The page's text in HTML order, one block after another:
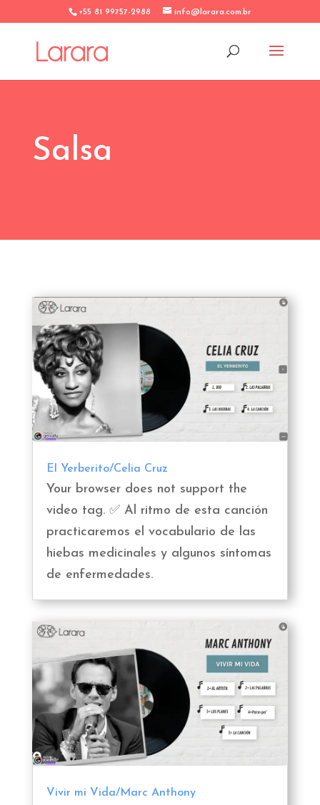
+55 81 99757-2988 info@larara.com.br
Salsa
El Yerberito/Celia Cruz
Your browser does not support the
video tag. ✅ Al ritmo de esta canción
practicaremos el vocabulario de las
hiebas medicinales y algunos síntomas
de enfermedades.
Vivir mi Vida/Marc Anthony